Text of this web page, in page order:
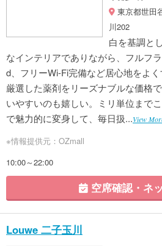
東京都世田
川202
白を基調と
なインテリアでありながら、フルフ
d、フリーWi-Fi完備など居心地をよく
厳選した薬剤をリーズナブルな価格
いやすいのも嬉しい。ミリ単位まで
で魅力的に変身して、毎日扱...View
※情報提供元：OZmall
10:00～22:00
空席確認・ネ
Louwe 二子玉川